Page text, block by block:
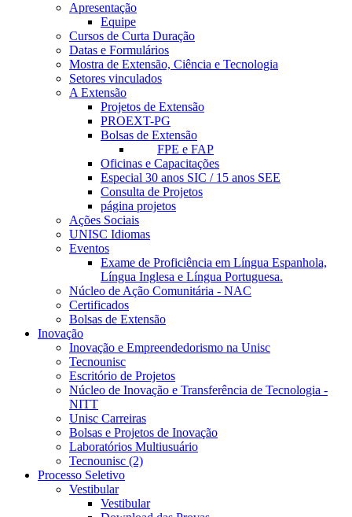
Apresentação
Equipe
Cursos de Curta Duração
Datas e Formulários
Mostra de Extensão, Ciência e Tecnologia
Setores vinculados
A Extensão
Projetos de Extensão
PROEXT-PG
Bolsas de Extensão
FPE e FAP
Oficinas e Capacitações
Especial 30 anos SIC / 15 anos SEE
Consulta de Projetos
página projetos
Ações Sociais
UNISC Idiomas
Eventos
Exame de Proficiência em Língua Espanhola,
Língua Inglesa e Língua Portuguesa.
Núcleo de Ação Comunitária - NAC
Certificados
Bolsas de Extensão
Inovação
Inovação e Empreendedorismo na Unisc
Tecnounisc
Escritório de Projetos
Núcleo de Inovação e Transferência de Tecnologia -
NITT
Unisc Carreiras
Bolsas e Projetos de Inovação
Laboratórios Multiusuário
Tecnounisc (2)
Processo Seletivo
Vestibular
Vestibular